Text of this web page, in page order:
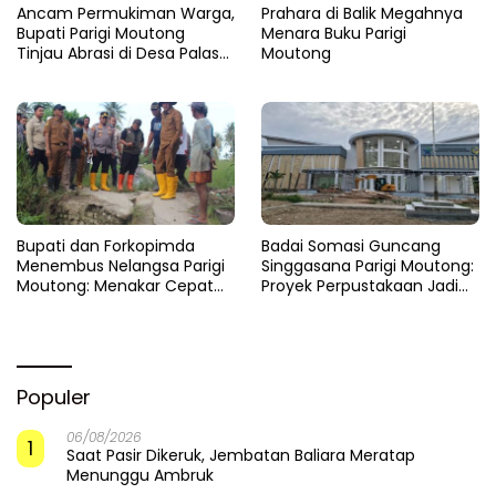
Ancam Permukiman Warga,
Bupati Parigi Moutong
Tinjau Abrasi di Desa Palasa
Prahara di Balik Megahnya
Menara Buku Parigi
Moutong
​Bupati dan Forkopimda
Menembus Nelangsa Parigi
Moutong: Menakar Cepat
Badai Somasi Guncang
Singgasana Parigi Moutong:
Proyek Perpustakaan Jadi
Populer
1
06/08/2026
Saat Pasir Dikeruk, Jembatan Baliara Meratap
Menunggu Ambruk